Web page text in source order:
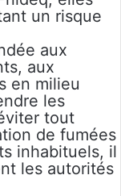
un risque
aux
aux
en milieu
les
tout
de fumées
inhabituels, il
les autorités